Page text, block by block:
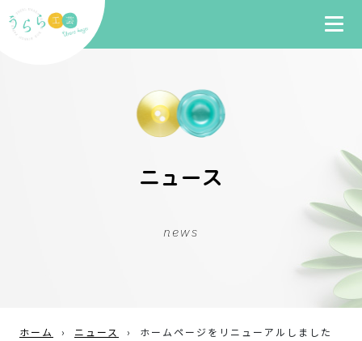
ニュース
news
ホーム › ニュース › ホームページをリニューアルしました